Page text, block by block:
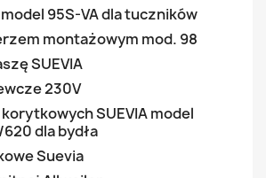
model 95S-VA dla tuczników
montażowym mod. 98
SUEVIA
230V
SUEVIA model
dla bydła
Suevia